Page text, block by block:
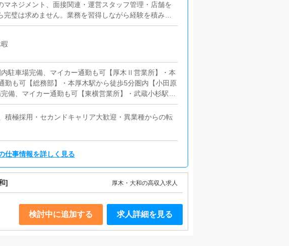
ネジメント、面接関連・運営スタッフ管理・店舗を
璧は求めません。業務を習得しながら経験を積み、
ンさん、従業員にとって働きやすい環境作りに努め
駐車場完備、マイカー通勤も可【厚木Ⅱ営業所】・本
勤も可【総務部】・本厚木駅から徒歩5分圏内【小田原
備、マイカー通勤も可【東横営業所】・武蔵小杉駅か
【池袋営業所】・池袋駅から徒歩5分圏内
積極採用・セカンドキャリア大歓迎・異業種からの転
仕事情報を詳しく見る
] 厚木・大和の高収入求人
検討中に追加する 求人詳細を見る